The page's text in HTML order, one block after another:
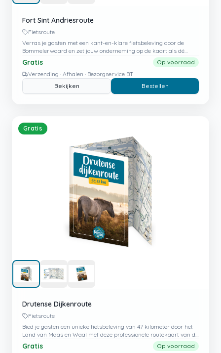
Fort Sint Andriesroute
Fietsroute
Verras je gasten met een kant-en-klare fietsbeleving door de
Bommelerwaard en zet jouw onderneming op de kaart als dé
startplek voor avontuur.
Gratis
Op voorraad
Verzending · Afhalen · Bezorgservice BT
Bekijken
Bestellen
Gratis
Drutense Dijkenroute
Fietsroute
Bied je gasten een unieke fietsbeleving van 47 kilometer door het
Land van Maas en Waal met deze professionele routekaart van de
Drutense Dijkenroute.
Gratis Op voorraad